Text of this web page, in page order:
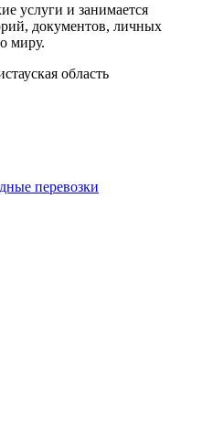
услуги и занимается
документов, личных
миру.
область
перевозки